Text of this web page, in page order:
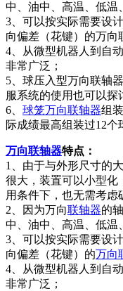
中、油中、高温、低温
3、可以按实际需要设
向偏差（花键）的万向
4、从微型机器人到自
非常广泛；
5、球压入型万向联轴
服系统的使用也可以探
6、 球笼万向联轴器组
际成绩最高组装过12个
万向联轴器特点：
1、由于与外形尺寸的
很大，装置可以小型化
用条件下，也无需考虑
2、因为万向联轴器的
中、油中、高温、低温
3、可以按实际需要设
向偏差（花键）的万向
4、从微型机器人到自
非常广泛；